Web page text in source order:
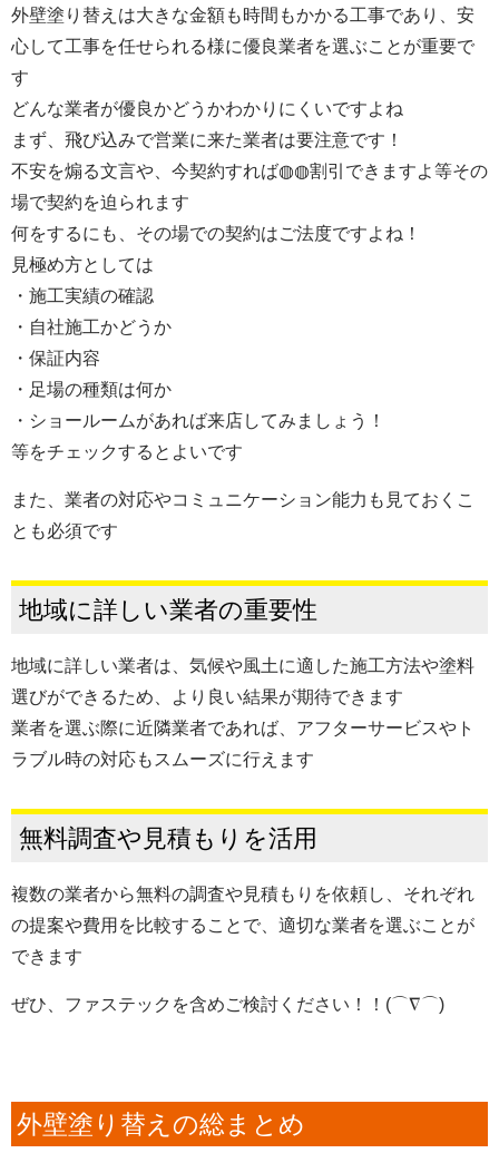
外壁塗り替えは大きな金額も時間もかかる工事であり、安
心して工事を任せられる様に優良業者を選ぶことが重要で
す
どんな業者が優良かどうかわかりにくいですよね
まず、飛び込みで営業に来た業者は要注意です！
不安を煽る文言や、今契約すれば◍◍割引できますよ等その
場で契約を迫られます
何をするにも、その場での契約はご法度ですよね！
見極め方としては
・施工実績の確認
・自社施工かどうか
・保証内容
・足場の種類は何か
・ショールームがあれば来店してみましょう！
等をチェックするとよいです
また、業者の対応やコミュニケーション能力も見ておくこ
とも必須です
地域に詳しい業者の重要性
地域に詳しい業者は、気候や風土に適した施工方法や塗料
選びができるため、より良い結果が期待できます
業者を選ぶ際に近隣業者であれば、アフターサービスやト
ラブル時の対応もスムーズに行えます
無料調査や見積もりを活用
複数の業者から無料の調査や見積もりを依頼し、それぞれ
の提案や費用を比較することで、適切な業者を選ぶことが
できます
ぜひ、ファステックを含めご検討ください！！(⌒∇⌒)
外壁塗り替えの総まとめ